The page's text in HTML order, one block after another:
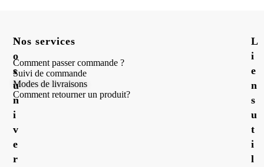
N
o
s
u
n
i
v
e
r
Nos services
Comment passer commande ?
Suivi de commande
Modes de livraisons
Comment retourner un produit?
L
i
e
n
s
u
t
i
l